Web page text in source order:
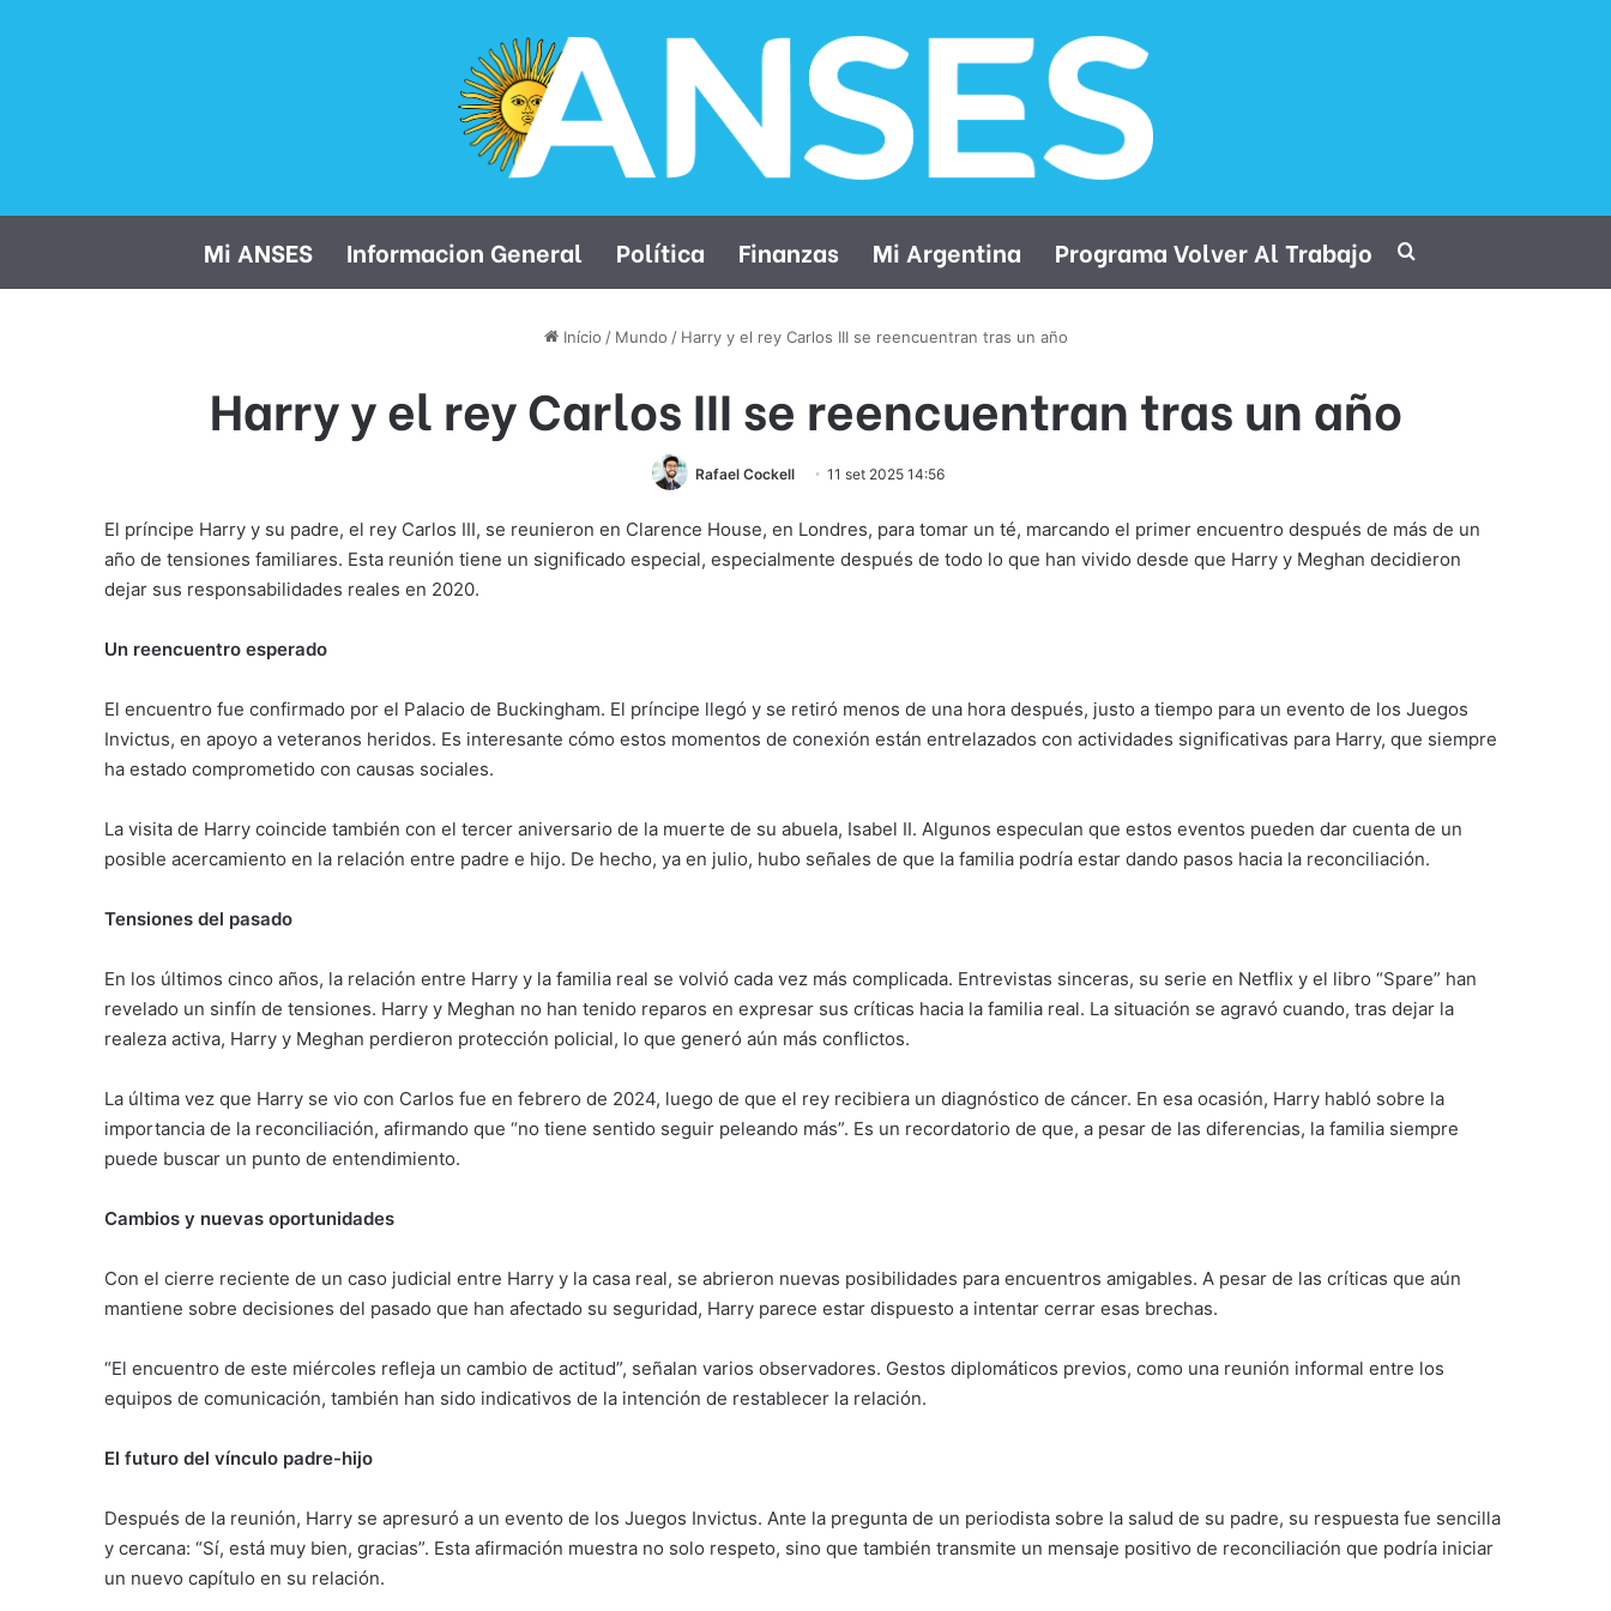
Mi ANSES Informacion General Política Finanzas Mi Argentina Programa Volver Al Trabajo
Início / Mundo / Harry y el rey Carlos III se reencuentran tras un año
Harry y el rey Carlos III se reencuentran tras un año
Rafael Cockell 11 set 2025 14:56
El príncipe Harry y su padre, el rey Carlos III, se reunieron en Clarence House, en Londres, para tomar un té, marcando el primer encuentro después de más de un
año de tensiones familiares. Esta reunión tiene un significado especial, especialmente después de todo lo que han vivido desde que Harry y Meghan decidieron
dejar sus responsabilidades reales en 2020.
Un reencuentro esperado
El encuentro fue confirmado por el Palacio de Buckingham. El príncipe llegó y se retiró menos de una hora después, justo a tiempo para un evento de los Juegos
Invictus, en apoyo a veteranos heridos. Es interesante cómo estos momentos de conexión están entrelazados con actividades significativas para Harry, que siempre
ha estado comprometido con causas sociales.
La visita de Harry coincide también con el tercer aniversario de la muerte de su abuela, Isabel II. Algunos especulan que estos eventos pueden dar cuenta de un
posible acercamiento en la relación entre padre e hijo. De hecho, ya en julio, hubo señales de que la familia podría estar dando pasos hacia la reconciliación.
Tensiones del pasado
En los últimos cinco años, la relación entre Harry y la familia real se volvió cada vez más complicada. Entrevistas sinceras, su serie en Netflix y el libro “Spare” han
revelado un sinfín de tensiones. Harry y Meghan no han tenido reparos en expresar sus críticas hacia la familia real. La situación se agravó cuando, tras dejar la
realeza activa, Harry y Meghan perdieron protección policial, lo que generó aún más conflictos.
La última vez que Harry se vio con Carlos fue en febrero de 2024, luego de que el rey recibiera un diagnóstico de cáncer. En esa ocasión, Harry habló sobre la
importancia de la reconciliación, afirmando que “no tiene sentido seguir peleando más”. Es un recordatorio de que, a pesar de las diferencias, la familia siempre
puede buscar un punto de entendimiento.
Cambios y nuevas oportunidades
Con el cierre reciente de un caso judicial entre Harry y la casa real, se abrieron nuevas posibilidades para encuentros amigables. A pesar de las críticas que aún
mantiene sobre decisiones del pasado que han afectado su seguridad, Harry parece estar dispuesto a intentar cerrar esas brechas.
“El encuentro de este miércoles refleja un cambio de actitud”, señalan varios observadores. Gestos diplomáticos previos, como una reunión informal entre los
equipos de comunicación, también han sido indicativos de la intención de restablecer la relación.
El futuro del vínculo padre-hijo
Después de la reunión, Harry se apresuró a un evento de los Juegos Invictus. Ante la pregunta de un periodista sobre la salud de su padre, su respuesta fue sencilla
y cercana: “Sí, está muy bien, gracias”. Esta afirmación muestra no solo respeto, sino que también transmite un mensaje positivo de reconciliación que podría iniciar
un nuevo capítulo en su relación.